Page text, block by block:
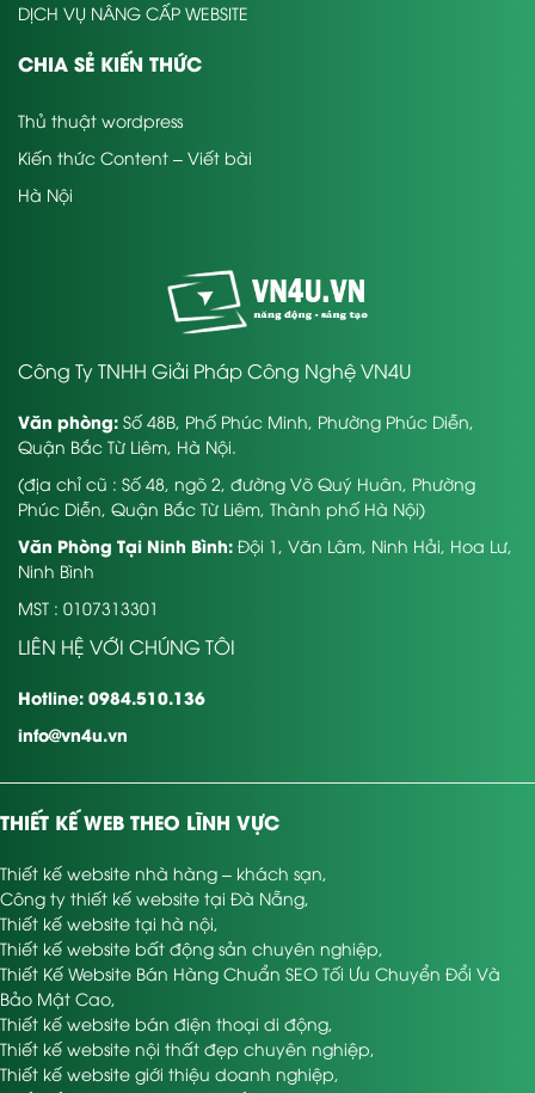
DỊCH VỤ NÂNG CẤP WEBSITE
CHIA SẺ KIẾN THỨC
Thủ thuật wordpress
Kiến thức Content – Viết bài
Hà Nội
Công Ty TNHH Giải Pháp Công Nghệ VN4U
Văn phòng: Số 48B, Phố Phúc Minh, Phường Phúc Diễn,
Quận Bắc Từ Liêm, Hà Nội.
(địa chỉ cũ : Số 48, ngõ 2, đường Võ Quý Huân, Phường
Phúc Diễn, Quận Bắc Từ Liêm, Thành phố Hà Nội)
Văn Phòng Tại Ninh Bình: Đội 1, Văn Lâm, Ninh Hải, Hoa Lư,
Ninh Bình
MST : 0107313301
LIÊN HỆ VỚI CHÚNG TÔI
Hotline: 0984.510.136
info@vn4u.vn
THIẾT KẾ WEB THEO LĨNH VỰC
Thiết kế website nhà hàng – khách sạn,
Công ty thiết kế website tại Đà Nẵng,
Thiết kế website tại hà nội,
Thiết kế website bất động sản chuyên nghiệp,
Thiết Kế Website Bán Hàng Chuẩn SEO Tối Ưu Chuyển Đổi Và
Bảo Mật Cao,
Thiết kế website bán điện thoại di động,
Thiết kế website nội thất đẹp chuyên nghiệp,
Thiết kế website giới thiệu doanh nghiệp,